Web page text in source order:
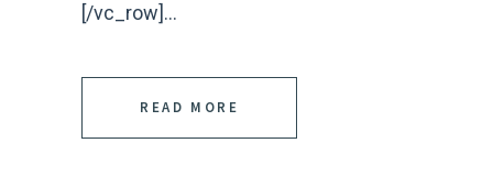
[/vc_row]...
READ MORE